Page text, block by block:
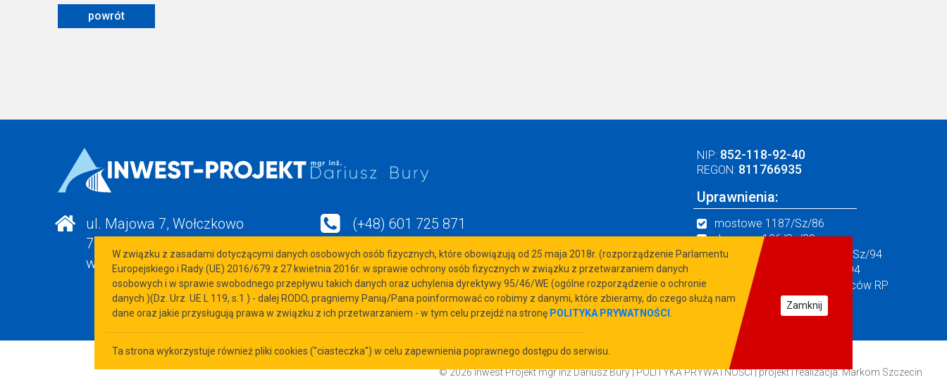
powrót
ul. Majowa 7, Wołczkowo
72-003 DOBRA
woj. zachodniopomorskie
(+48) 601 725 871
biuro@inwest-projekt.com.pl
NIP: 852-118-92-40
REGON: 811766935
Uprawnienia:
mostowe 1187/Sz/86
drogowe 196/Sz/89
zewn. sieci wod.-kan. 1133/Sz/94
konstr. budowlane 305/Sz/94
Certyfikat Związku Mostowców RP
nr 180/2002
© 2026 Inwest Projekt mgr inż Dariusz Bury |POLITYKA PRYWATNOŚCI| projekt i realizacja:Markom Szczecin
Zamknij
W związku z zasadami dotyczącymi danych osobowych osób fizycznych, które obowiązują od 25 maja 2018r. (rozporządzenie Parlamentu
Europejskiego i Rady (UE) 2016/679 z 27 kwietnia 2016r. w sprawie ochrony osób fizycznych w związku z przetwarzaniem danych
osobowych i w sprawie swobodnego przepływu takich danych oraz uchylenia dyrektywy 95/46/WE (ogólne rozporządzenie o ochronie
danych )(Dz. Urz. UE L 119, s.1 ) - dalej RODO, pragniemy Panią/Pana poinformować co robimy z danymi, które zbieramy, do czego służą nam
dane oraz jakie przysługują prawa w związku z ich przetwarzaniem - w tym celu przejdź na stronę POLITYKA PRYWATNOŚCI
Ta strona wykorzystuje również pliki cookies ("ciasteczka") w celu zapewnienia poprawnego dostępu do serwisu.